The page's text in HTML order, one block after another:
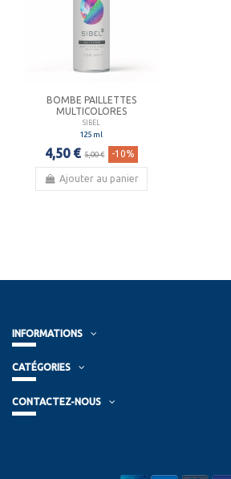
BOMBE PAILLETTES
MULTICOLORES
SIBEL
125 ml
4,50 € 5,00 € -10%
Ajouter au panier
INFORMATIONS
CATÉGORIES
CONTACTEZ-NOUS